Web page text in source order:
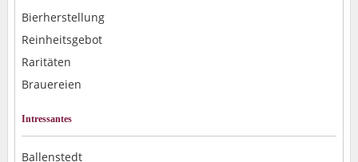
Bierherstellung
Reinheitsgebot
Raritäten
Brauereien
Intressantes
Ballenstedt